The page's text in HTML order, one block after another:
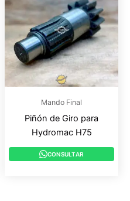
Mando Final
Piñón de Giro para
Hydromac H75
CONSULTAR